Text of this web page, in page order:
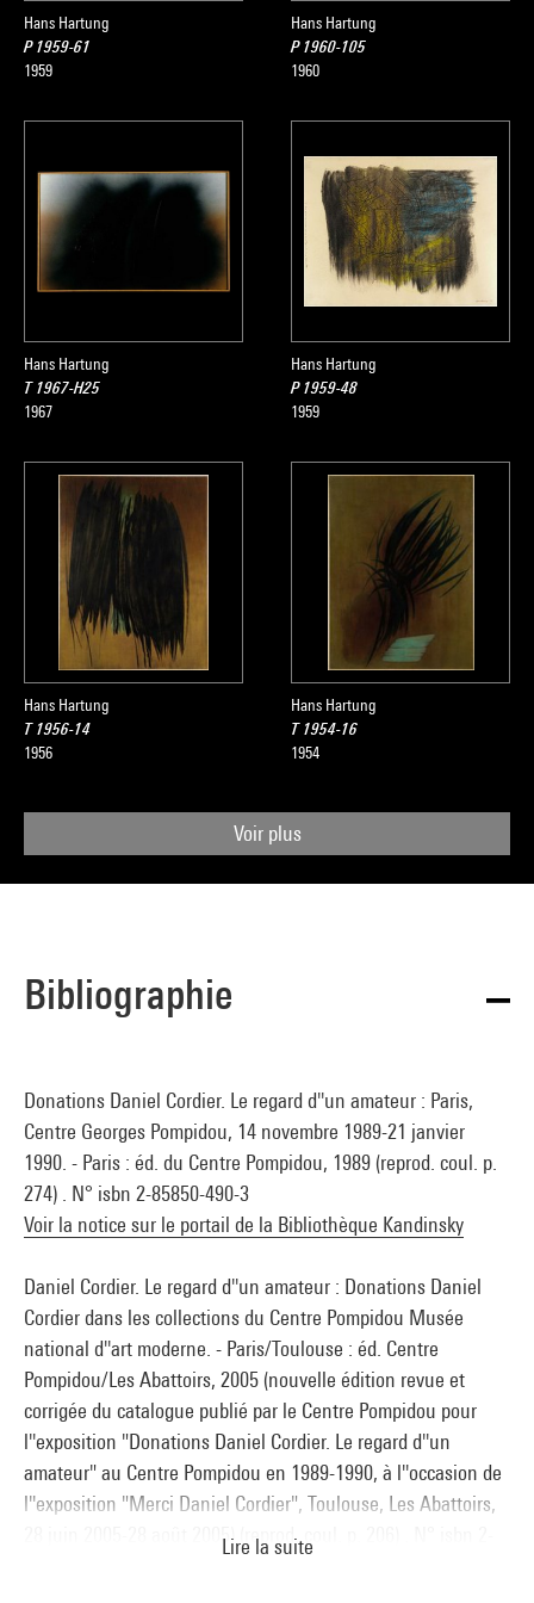
Hans Hartung
P 1959-61
1959
Hans Hartung
P 1960-105
1960
Hans Hartung
T 1967-H25
1967
Hans Hartung
P 1959-48
1959
Hans Hartung
T 1956-14
1956
Hans Hartung
T 1954-16
1954
Voir plus
Bibliographie
Donations Daniel Cordier. Le regard d''un amateur : Paris,
Centre Georges Pompidou, 14 novembre 1989-21 janvier
1990. - Paris : éd. du Centre Pompidou, 1989 (reprod. coul. p.
274) . N° isbn 2-85850-490-3
Voir la notice sur le portail de la Bibliothèque Kandinsky
Daniel Cordier. Le regard d''un amateur : Donations Daniel
Cordier dans les collections du Centre Pompidou Musée
national d''art moderne. - Paris/Toulouse : éd. Centre
Pompidou/Les Abattoirs, 2005 (nouvelle édition revue et
corrigée du catalogue publié par le Centre Pompidou pour
l''exposition "Donations Daniel Cordier. Le regard d''un
amateur" au Centre Pompidou en 1989-1990, à l''occasion de
l''exposition "Merci Daniel Cordier", Toulouse, Les Abattoirs,
28 juin 2005-28 août 2005) (reprod. coul. p. 206) . N° isbn 2-
Lire la suite